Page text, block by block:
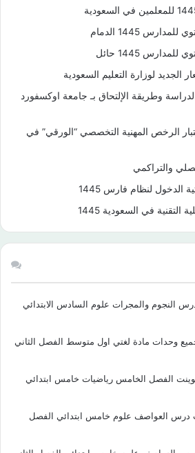
1445 الدمام
1445 حائل
الجديد لوزارة التعليم السعودية
وطريقة الإلتحاق بـ جامعة اوكسفورد
الرخص المهنية التخصصي “الورقي” في
والتراكمي
الدخول لنظام فارس 1445
في السعودية 1445
النجوم والمجرات علوم السادس الابتدائي
وحدات مادة لغتي اول متوسط الفصل الثاني
الفصل الخامس رياضيات خامس ابتدائي
درس العواصف علوم خامس ابتدائي الفصل